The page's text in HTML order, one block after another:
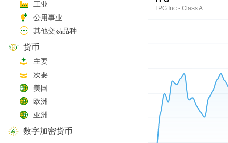
工业
公用事业
其他交易品种
货币
主要
次要
美国
欧洲
亚洲
数字加密货币
TPG Inc - Class A